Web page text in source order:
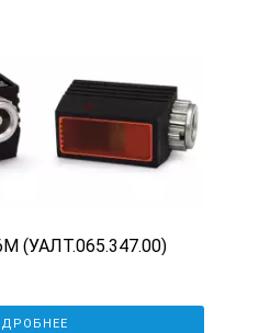
(УАЛТ.065.347.00)